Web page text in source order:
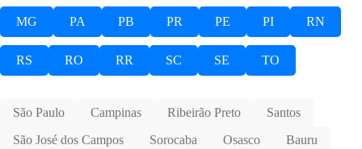
MG PA PB PR PE PI RN
RS RO RR SC SE TO
São Paulo Campinas Ribeirão Preto
Santos
São José dos Campos
Sorocaba Osasco
Bauru